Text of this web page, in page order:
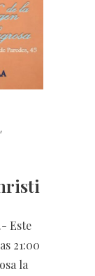
,
.- Este
21:00
la